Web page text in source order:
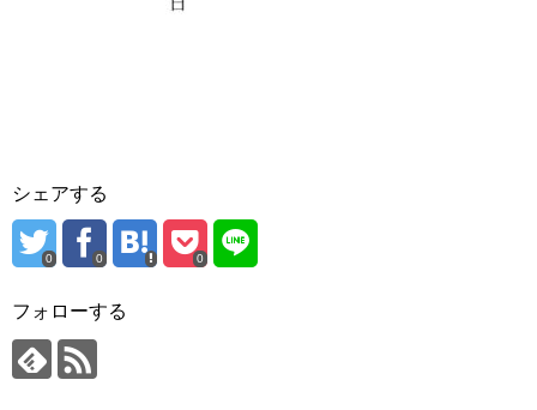
シェアする
0 0 0
フォローする